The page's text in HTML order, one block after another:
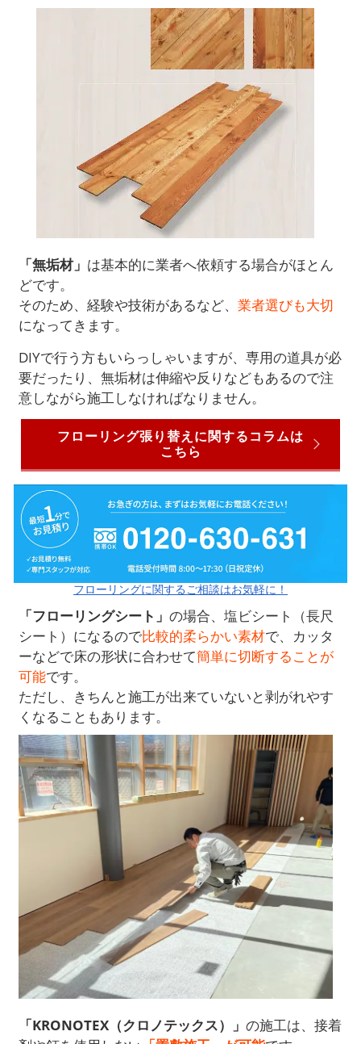
「無垢材」 は基本的に業者へ依頼する場合がほとん
どです。
そのため、経験や技術があるなど、業者選びも大切
になってきます。
DIYで行う方もいらっしゃいますが、専用の道具が必
要だったり、無垢材は伸縮や反りなどもあるので注
意しながら施工しなければなりません。
フローリング張り替えに関するコラムは
こちら
フローリングに関するご相談はお気軽に！
「フローリングシート」の場合、塩ビシート（長尺
シート）になるので比較的柔らかい素材で、カッタ
ーなどで床の形状に合わせて簡単に切断することが
可能です。
ただし、きちんと施工が出来ていないと剥がれやす
くなることもあります。
「KRONOTEX（クロノテックス）」の施工は、接着